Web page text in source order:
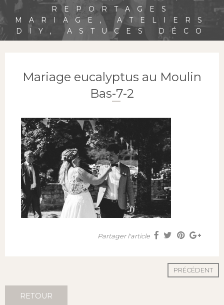
REPORTAGES
MARIAGE, ATELIERS
DIY, ASTUCES DÉCO
Mariage eucalyptus au Moulin
Bas-7-2
Partager l'article
PRÉCÉDENT
RETOUR